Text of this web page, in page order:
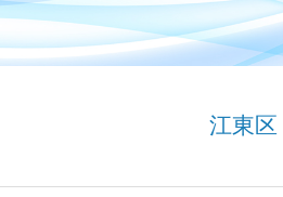
江東区
書籍紹介